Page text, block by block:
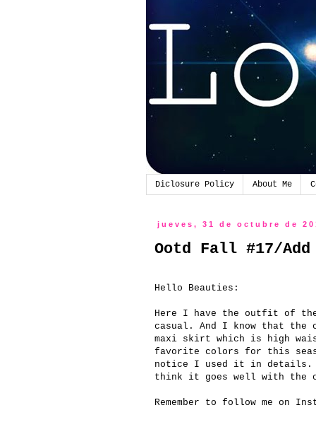
Diclosure Policy About Me
jueves, 31 de octubre de
Ootd Fall #17/Add
Hello Beauties:
Here I have the outfit of
casual. And I know that
maxi skirt which is high
favorite colors for this
notice I used it in details. I
think it goes well with the
Remember to follow me on